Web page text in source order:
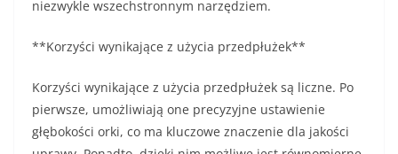
niezwykle wszechstronnym narzędziem.
**Korzyści wynikające z użycia przedpłużek**
Korzyści wynikające z użycia przedpłużek są liczne. Po
pierwsze, umożliwiają one precyzyjne ustawienie
głębokości orki, co ma kluczowe znaczenie dla jakości